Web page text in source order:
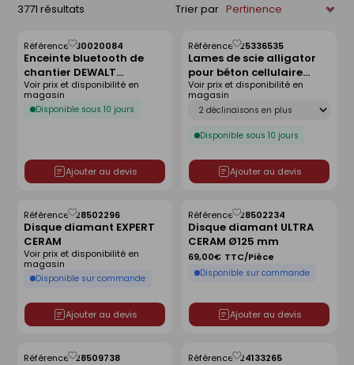
3771 résultats Trier par
Enceinte bluetooth de
chantier DEWALT
portable
Référence :30020084
Disponible sous 10 jours
Voir prix et disponibilité en
magasin
Ajouter au devis
Enregistrer
comme
liste
Lames de scie alligator
pour béton cellulaire
carbure de tungstène
DEWALT 48 dents - L.430
mm - jeu de 2 lames
Référence :25336535
Déclinaison
Disponible sous 10 jours
Voir prix et disponibilité en
magasin
Ajouter au devis
Enregistrer
comme
liste
Disque diamant EXPERT
CERAM
Référence :28502296
Disponible sur commande
Voir prix et disponibilité en
magasin
Ajouter au devis
Enregistrer
comme
Disque diamant ULTRA
CERAM Ø125 mm
Référence :28502234
Disponible sur commande
69,00€ TTC/Pièce
Ajouter au devis
Enregistrer
comme
liste
Référence :28509738
Enregistrer
Référence :24133265
Enregistrer